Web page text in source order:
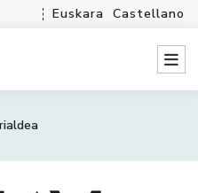
Euskara Castellano